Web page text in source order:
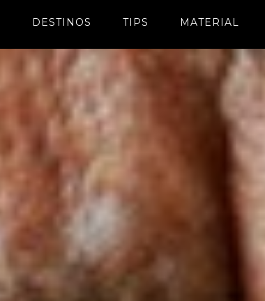
DESTINOS TIPS MATERIAL